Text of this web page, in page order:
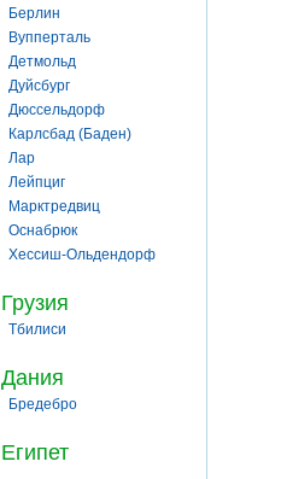
Берлин
Вупперталь
Детмольд
Дуйсбург
Дюссельдорф
Карлсбад (Баден)
Лар
Лейпциг
Марктредвиц
Оснабрюк
Хессиш-Ольдендорф
Грузия
Тбилиси
Дания
Бредебро
Египет